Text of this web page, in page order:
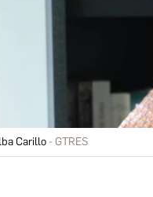
Carillo GTRES